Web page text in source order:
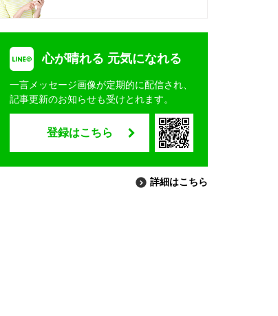
心が晴れる 元気になれる
一言メッセージ画像が定期的に配信され、
記事更新のお知らせも受けとれます。
登録はこちら
詳細はこちら